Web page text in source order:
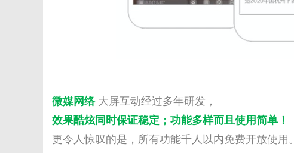
微媒网络 大屏互动经过多年研发，
效果酷炫同时保证稳定 ； 功能多样而且使用简单！
更令人惊叹的是，所有功能千人以内免费开放使用。